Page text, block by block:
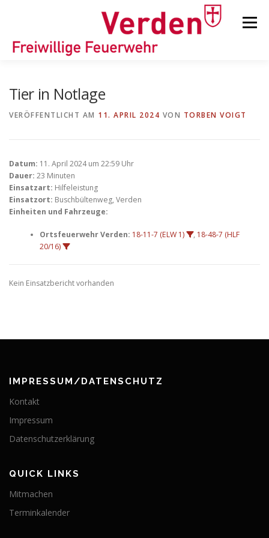
Menü
KINDER-/JUGENDFEUERWEHR
Tier in Notlage
VERÖFFENTLICHT AM 11. APRIL 2024 VON TORBEN VOIGT
Datum: 11. April 2024 um 22:59 Uhr
Dauer: 23 Minuten
Einsatzart: Hilfeleistung
Einsatzort: Buschbültenweg, Verden
Einheiten und Fahrzeuge:
Ortsfeuerwehr Verden: 18-11-7 (ELW 1) , 18-48-7 (HLF
20/16)
Kein Einsatzbericht vorhanden
IMPRESSUM/DATENSCHUTZ
Kontakt
Impressum
Datenschutzerklärung
QUICK LINKS
Mitmachen
Terminkalender